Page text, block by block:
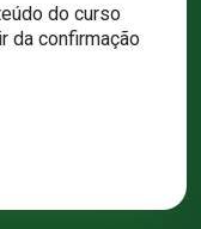
do curso
da confirmação